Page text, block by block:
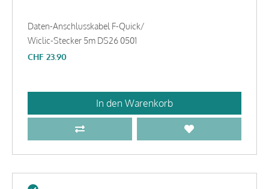
Daten-Anschlusskabel F-Quick/
Wiclic-Stecker 5m DS26 0501
CHF 23.90
In den Warenkorb